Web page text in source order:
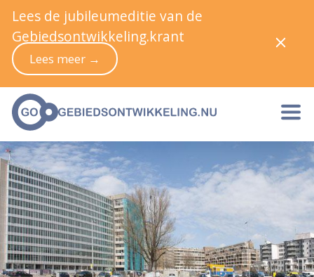
Lees de jubileumeditie van de
Gebiedsontwikkeling.krant
Lees meer →